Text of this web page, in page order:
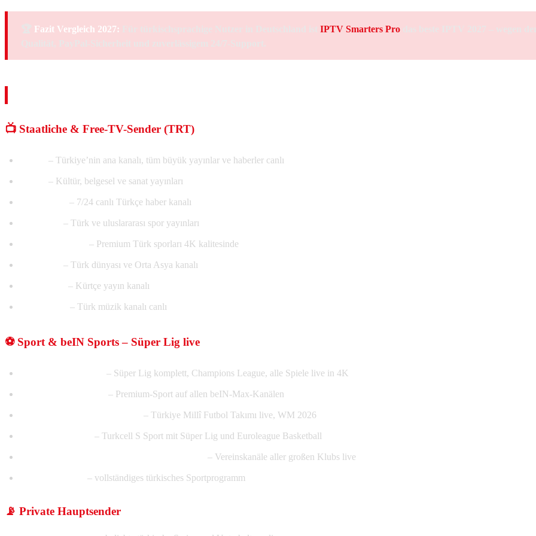
Fazit Vergleich 2027: IPTV Smarters Pro
📺 Staatliche & Free-TV-Sender (TRT)
– Türkiye’nin ana kanalı, tüm büyük yayınlar ve haberler canlı
– Kültür, belgesel ve sanat yayınları
– 7/24 canlı Türkçe haber kanalı
– Türk ve uluslararası spor yayınları
– Premium Türk sporları 4K kalitesinde
– Türk dünyası ve Orta Asya kanalı
– Kürtçe yayın kanalı
– Türk müzik kanalı canlı
⚽ Sport & beIN Sports – Süper Lig live
– Süper Lig komplett, Champions League, alle Spiele live in 4K
– Premium-Sport auf allen beIN-Max-Kanälen
– Türkiye Millî Futbol Takımı live, WM 2026
– Turkcell S Sport mit Süper Lig und Euroleague Basketball
– Vereinskanäle aller großen Klubs live
– vollständiges türkisches Sportprogramm
📡 Private Hauptsender